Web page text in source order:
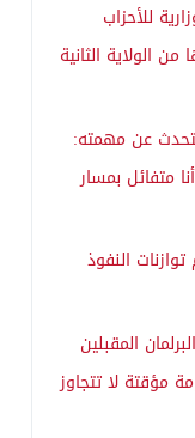
للأحزاب
الولاية الثانية
عن مهمته:
متفائل بمسار
النفوذ
المقبلين
مؤقتة لا تتجاوز